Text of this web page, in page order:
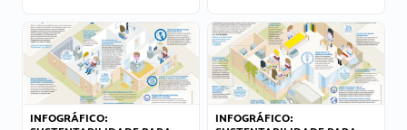
INFOGRÁFICO:
INFOGRÁFICO: